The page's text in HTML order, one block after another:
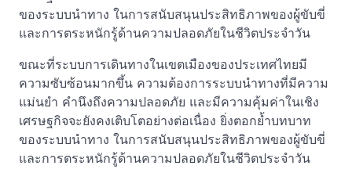
ของระบบนำทาง ในการสนับสนุนประสิทธิภาพของผู้ขับขี่
และการตระหนักรู้ด้านความปลอดภัยในชีวิตประจำวัน
ขณะที่ระบบการเดินทางในเขตเมืองของประเทศไทยมี
ความซับซ้อนมากขึ้น ความต้องการระบบนำทางที่มีความ
แม่นยำ คำนึงถึงความปลอดภัย และมีความคุ้มค่าในเชิง
เศรษฐกิจจะยังคงเติบโตอย่างต่อเนื่อง ยิ่งตอกย้ำบทบาท
ของระบบนำทาง ในการสนับสนุนประสิทธิภาพของผู้ขับขี่
และการตระหนักรู้ด้านความปลอดภัยในชีวิตประจำวัน